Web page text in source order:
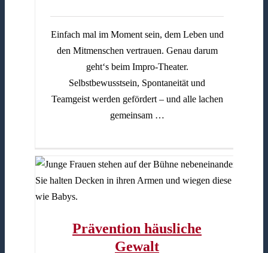
Einfach mal im Moment sein, dem Leben und
den Mitmenschen vertrauen. Genau darum
geht‘s beim Impro-Theater.
Selbstbewusstsein, Spontaneität und
Teamgeist werden gefördert – und alle lachen
gemeinsam …
Prävention häusliche
Gewalt